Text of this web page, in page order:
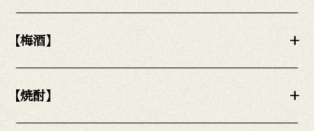
【梅酒】 +
【焼酎】 +